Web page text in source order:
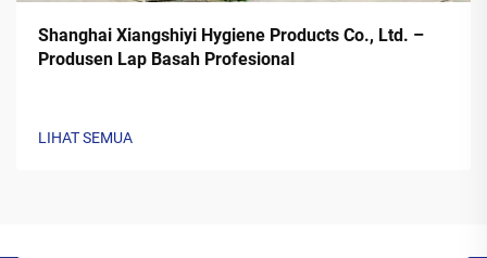
Shanghai Xiangshiyi Hygiene Products Co., Ltd. –
Produsen Lap Basah Profesional
LIHAT SEMUA